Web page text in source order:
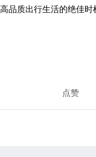
品质出行生活的绝佳时
点赞